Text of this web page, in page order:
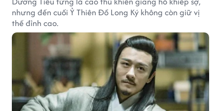
nhưng đến cuối Ỷ Thiên Đồ Long Ký không còn giữ vị
thế đỉnh cao.